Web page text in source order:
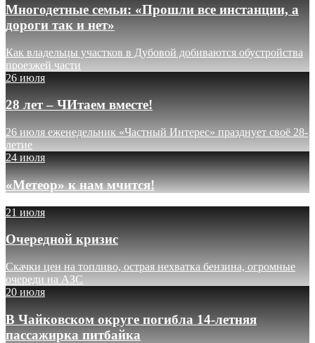
Многодетные семьи: «Прошли все инстанции, а
дороги так и нет»
Как владельцы участков в Дубовой добиваются обустройства
проезжей части
26 июля
28 лет – ЧИтаем вместе!
26 июля еженедельник «Частный Интерес» празднует своё 28-
летие
24 июля
«Метеор» к нам мчится!
21 июля
Очередной кризис
Скачки цен на топливо, острая нехватка бензина, огромные
очереди на АЗС
20 июля
В Чайковском округе погибла 14-летняя
пассажирка питбайка